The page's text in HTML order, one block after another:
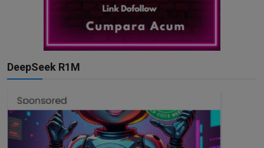
DeepSeek R1M